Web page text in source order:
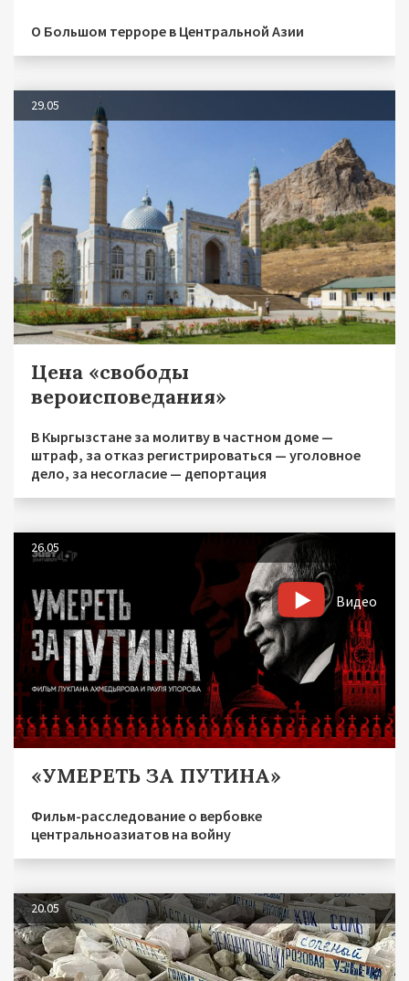
О Большом терроре в Центральной Азии
29.05
Цена «свободы
вероисповедания»
В Кыргызстане за молитву в частном доме —
штраф, за отказ регистрироваться — уголовное
дело, за несогласие — депортация
26.05
Видео
«УМЕРЕТЬ ЗА ПУТИНА»
Фильм-расследование о вербовке
центральноазиатов на войну
20.05